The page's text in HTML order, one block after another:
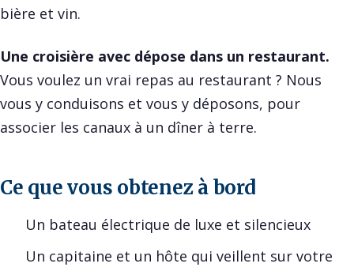
bière et vin.
Une croisière avec dépose dans un restaurant.
Vous voulez un vrai repas au restaurant ? Nous
vous y conduisons et vous y déposons, pour
associer les canaux à un dîner à terre.
Ce que vous obtenez à bord
Un bateau électrique de luxe et silencieux
Un capitaine et un hôte qui veillent sur votre